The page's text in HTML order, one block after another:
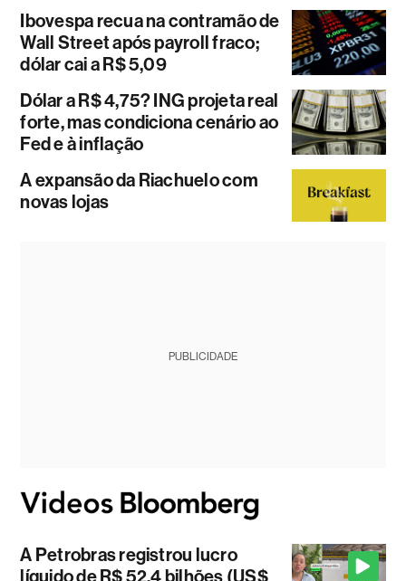
Ibovespa recua na contramão de
Wall Street após payroll fraco;
dólar cai a R$ 5,09
Dólar a R$ 4,75? ING projeta real
forte, mas condiciona cenário ao
Fed e à inflação
A expansão da Riachuelo com
novas lojas
PUBLICIDADE
A Petrobras registrou lucro
líquido de R$ 52,4 bilhões (US$